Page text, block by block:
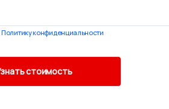
Политику конфиденциальности